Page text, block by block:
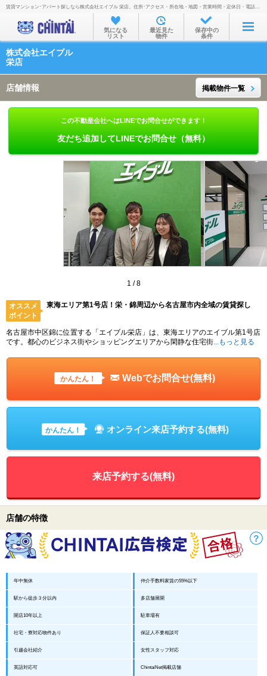
お部屋を探す
沿線・駅から
通勤通学時間から
物件特集から
TOP
賃貸マンション･アパート探しなら株式会社エイブル 栄店。住所･アクセス・所在地・地図・営業時間・定休日・電話番号などを掲載。
気になる
リスト
最近見た
物件
保存中の
条件
株式会社エイブル
栄店
店舗情報 掲載物件一覧
この不動産会社へはLINEでお問合せができます！
友だち追加してLINEでお問合せ（無料）
1 /8
オススメ
ポイント
東海エリア第1号店！栄・錦周辺から名古屋市内全域の賃貸探し
名古屋市中区錦に位置する「エイブル栄店」は、東海エリアのエイブル第1号店
です。都心のビジネス街やショッピングエリアから閑静な住宅街 ...もっと見る
かんたん！ Webでお問合せ(無料)
かんたん！ オンライン来店予約する(無料)
来店予約する(無料)
店舗の特徴
年中無休 仲介手数料家賃の55%以下
駅から徒歩３分以内 多店舗展開
開店10年以上 駐車場有
社宅・寮対応物件あり 保証人不要相談可
引越会社紹介 女性スタッフ対応
英語対応可 ChintaiNet掲載店舗